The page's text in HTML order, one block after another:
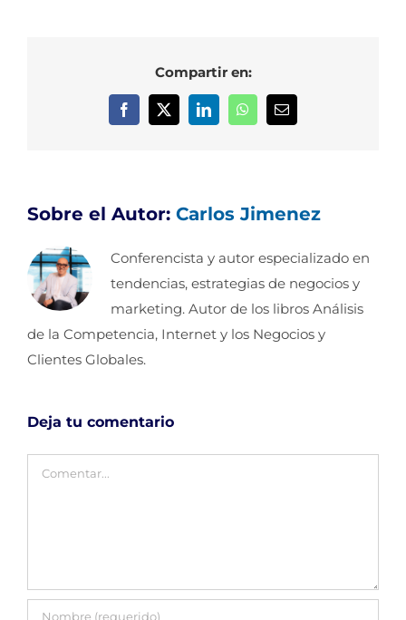
Compartir en:
Facebook
X LinkedInWhatsAppCorreo
Sobre el Autor: Carlos Jimenez
Conferencista y autor especializado en
tendencias, estrategias de negocios y
marketing. Autor de los libros Análisis
de la Competencia, Internet y los Negocios y
Clientes Globales.
Deja tu comentario
Comentar